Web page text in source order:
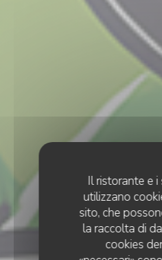
Il ristorante e
utilizzano
sito, che
la raccolta di
cookies